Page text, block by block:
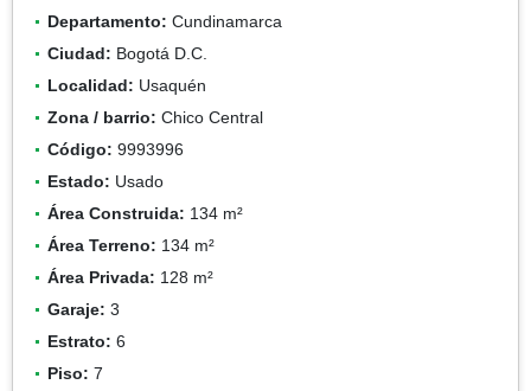
Departamento: Cundinamarca
Ciudad: Bogotá D.C.
Localidad: Usaquén
Zona / barrio: Chico Central
Código: 9993996
Estado: Usado
Área Construida: 134 m²
Área Terreno: 134 m²
Área Privada: 128 m²
Garaje: 3
Estrato: 6
Piso: 7